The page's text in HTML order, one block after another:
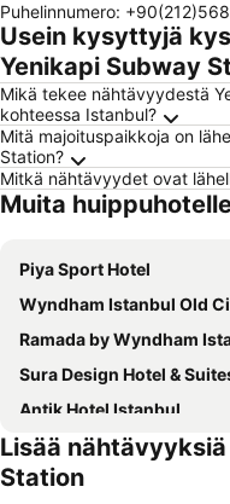
Puhelinnumero:
Usein kysyttyjä
Yenikapi Subway
Mikä tekee nähtävyydestä
kohteessa Istanbul?
Mitä majoituspaikkoja on
Station?
Mitkä nähtävyydet ovat
Muita
Piya Sport Hotel
Wyndham Istanbul Old
Ramada by Wyndham Istanbul
Sura Design Hotel &
Antik Hotel Istanbul
Sultan Hamit Hotel
Rotta Hotel Istanbul
Lisää
Station